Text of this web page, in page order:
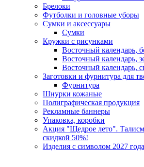
Брелоки
Футболки и головные уборы
Сумки и аксессуары
Сумки
Кружки с рисунками
Восточный календарь,
Восточный календарь,
Восточный календарь,
Заготовки и фурнитура для
Фурнитура
Шнурки кожаные
Полиграфическая продукция
Рекламные баннеры
Упаковка, коробки
Акция "Щедрое лето".
скидкой 50%!
Изделия с символом 2027 года